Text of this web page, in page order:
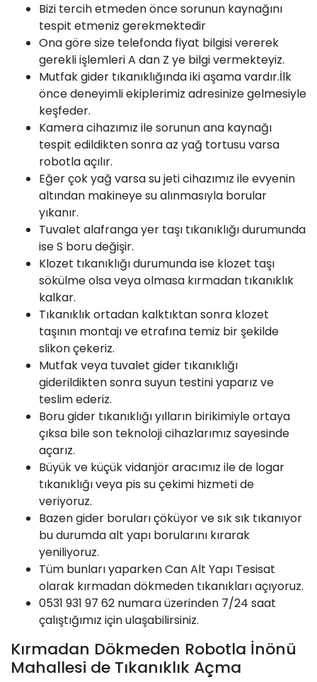
Bizi tercih etmeden önce sorunun kaynağını
tespit etmeniz gerekmektedir
Ona göre size telefonda fiyat bilgisi vererek
gerekli işlemleri A dan Z ye bilgi vermekteyiz.
Mutfak gider tıkanıklığında iki aşama vardır.İlk
önce deneyimli ekiplerimiz adresinize gelmesiyle
keşfeder.
Kamera cihazımız ile sorunun ana kaynağı
tespit edildikten sonra az yağ tortusu varsa
robotla açılır.
Eğer çok yağ varsa su jeti cihazımız ile evyenin
altından makineye su alınmasıyla borular
yıkanır.
Tuvalet alafranga yer taşı tıkanıklığı durumunda
ise S boru değişir.
Klozet tıkanıklığı durumunda ise klozet taşı
sökülme olsa veya olmasa kırmadan tıkanıklık
kalkar.
Tıkanıklık ortadan kalktıktan sonra klozet
taşının montajı ve etrafına temiz bir şekilde
slikon çekeriz.
Mutfak veya tuvalet gider tıkanıklığı
giderildikten sonra suyun testini yaparız ve
teslim ederiz.
Boru gider tıkanıklığı yılların birikimiyle ortaya
çıksa bile son teknoloji cihazlarımız sayesinde
açarız.
Büyük ve küçükvidanjöraracımız ile de logar
tıkanıklığı veya pis su çekimi hizmeti de
veriyoruz.
Bazen gider boruları çöküyor ve sık sık tıkanıyor
bu durumda alt yapı borularını kırarak
yeniliyoruz.
Tüm bunları yaparkenCanAlt Yapı Tesisat
olarak kırmadan dökmeden tıkanıkları açıyoruz.
0531 931 97 62 numara üzerinden 7/24 saat
çalıştığımız için ulaşabilirsiniz.
Kırmadan Dökmeden Robotla İnönü
Mahallesi de Tıkanıklık Açma